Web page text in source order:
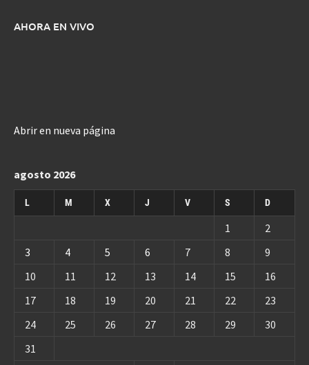
AHORA EN VIVO
Abrir en nueva página
agosto 2026
L M X J V S D
1
2
3
4 5 6 7 8
9
10
11 12 13 14 15
16
17
18 19 20 21 22
23
24
25 26 27 28 29
30
31